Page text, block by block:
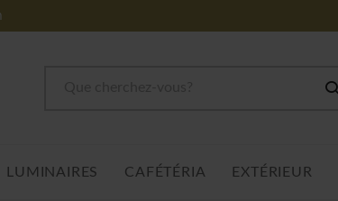
LUMINAIRES CAFÉTÉRIA EXTÉRIEUR